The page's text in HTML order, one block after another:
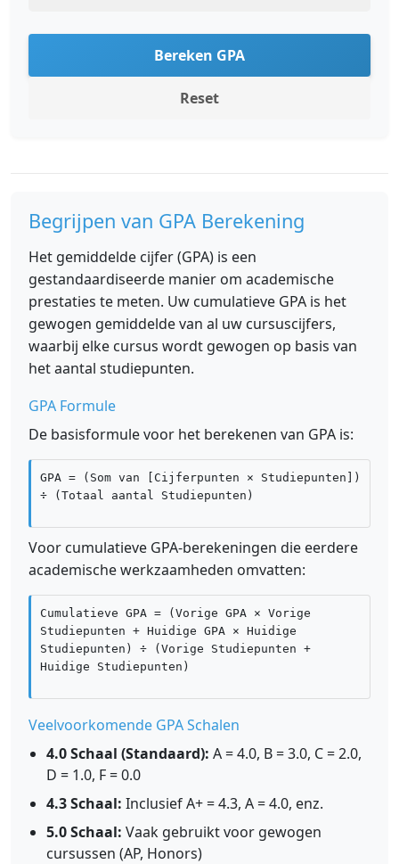
Bereken GPA
Reset
Begrijpen van GPA Berekening
Het gemiddelde cijfer (GPA) is een
gestandaardiseerde manier om academische
prestaties te meten. Uw cumulatieve GPA is het
gewogen gemiddelde van al uw cursuscijfers,
waarbij elke cursus wordt gewogen op basis van
het aantal studiepunten.
GPA Formule
De basisformule voor het berekenen van GPA is:
GPA = (Som van [Cijferpunten × Studiepunten])
÷ (Totaal aantal Studiepunten)
Voor cumulatieve GPA-berekeningen die eerdere
academische werkzaamheden omvatten:
Cumulatieve GPA = (Vorige GPA × Vorige
Studiepunten + Huidige GPA × Huidige
Studiepunten) ÷ (Vorige Studiepunten +
Huidige Studiepunten)
Veelvoorkomende GPA Schalen
4.0 Schaal (Standaard): A = 4.0, B = 3.0, C = 2.0,
D = 1.0, F = 0.0
4.3 Schaal: Inclusief A+ = 4.3, A = 4.0, enz.
5.0 Schaal: Vaak gebruikt voor gewogen
cursussen (AP, Honors)